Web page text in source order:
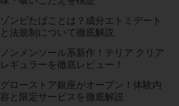
ゾンビたばことは？成分エトミデート
と法規制について徹底解説
ノンメンソール系新作！テリア クリア
レギュラーを徹底レビュー！
グローストア銀座がオープン！体験内
容と限定サービスを徹底解説